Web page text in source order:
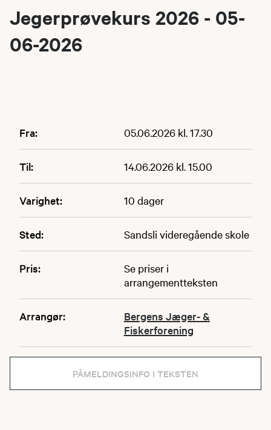
Jegerprøvekurs 2026 - 05-
06-2026
Fra: 05.06.2026 kl. 17.30
Til: 14.06.2026 kl. 15.00
Varighet: 10 dager
Sted: Sandsli videregående skole
Pris:
Se priser i
arrangementteksten
Arrangør:
Bergens Jæger- &
Fiskerforening
PÅMELDINGSINFO I TEKSTEN